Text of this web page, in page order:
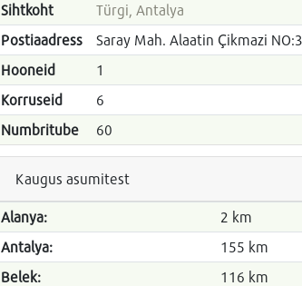
Sihtkoht
Türgi, Antalya
Postiaadress
Saray Mah. Alaatin Çikmazi
Hooneid
1
Korruseid
6
Numbritube
60
Kaugus asumitest
Alanya:
2 km
Antalya:
155 km
Belek:
116 km